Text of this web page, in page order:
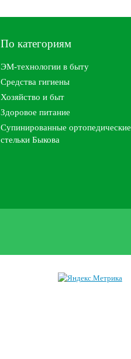
По категориям
ЭМ-технологии в быту
Средства гигиены
Хозяйство и быт
Здоровое питание
Супинированные ортопедические
стельки Быкова